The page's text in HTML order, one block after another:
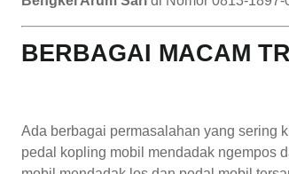
BERBAGAI MACAM
Ada berbagai permasalahan yang sering
pedal kopling mobil mendadak ngempos